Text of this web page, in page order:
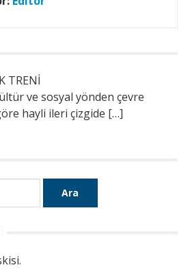
TRENİ
ve sosyal yönden çevre
hayli ileri çizgide […]